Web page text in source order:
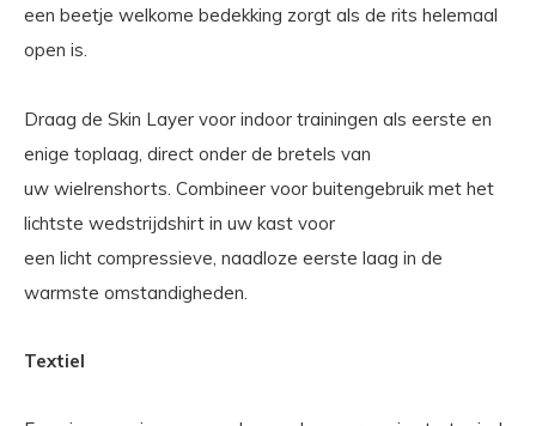
een beetje welkome bedekking zorgt als de rits helemaal
open is.
Draag de Skin Layer voor indoor trainingen als eerste en
enige toplaag, direct onder de bretels van
uw wielrenshorts. Combineer voor buitengebruik met het
lichtste wedstrijdshirt in uw kast voor
een licht compressieve, naadloze eerste laag in de
warmste omstandigheden.
Textiel